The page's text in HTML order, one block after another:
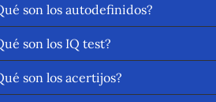
son los autodefinidos?
son los IQ test?
son los acertijos?